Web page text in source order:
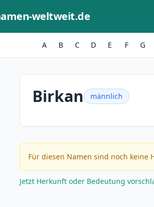
weltweit.de
A B C D E F G
Birkan männlich
Für diesen Namen sind noch
Jetzt Herkunft oder Bedeutung